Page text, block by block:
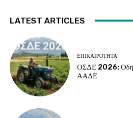
LATEST ARTICLES
ΕΠΙΚΑΙΡΌΤΗΤΑ
ΟΣΔΕ 2026:
ΑΑΔΕ